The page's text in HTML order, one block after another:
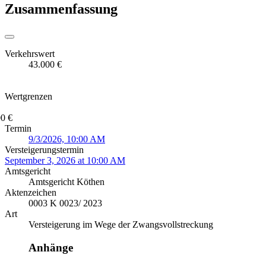
Zusammenfassung
Verkehrswert
43.000 €
Wertgrenzen
€
Termin
9/3/2026, 10:00 AM
Versteigerungstermin
September 3, 2026 at 10:00 AM
Amtsgericht
Amtsgericht Köthen
Aktenzeichen
0003 K 0023/ 2023
Art
Versteigerung im Wege der Zwangsvollstreckung
Anhänge